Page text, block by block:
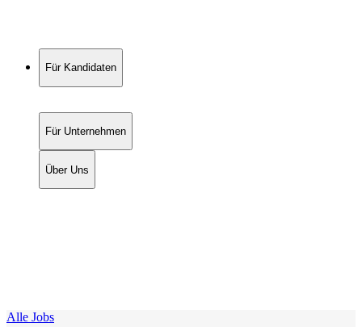
Für Kandidaten
Für Unternehmen
Über Uns
Alle Jobs